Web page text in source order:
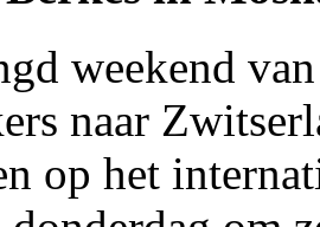
weekend
naar
op het